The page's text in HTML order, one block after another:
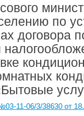
по
договора
11-06/3/38630 от